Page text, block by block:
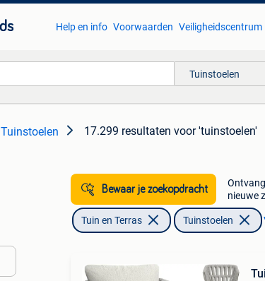
Help en info Voorwaarden Veiligheidscentrum
Tuinstoelen
Tuinstoelen 17.299 resultaten voor 'tuinstoelen'
Bewaar je zoekopdracht
nieuwe
Tuin en Terras Tuinstoelen